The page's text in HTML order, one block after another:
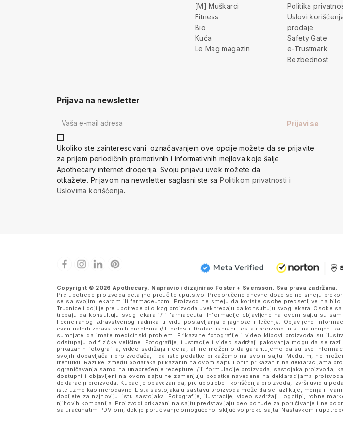
[M] Muškarci
Fitness
Bio
Kuća
Le Mag magazin
Politika
Uslovi
prodaje
Safety Gate
e-Trustmark
Bezbednost
Prijava na newsletter
Ukoliko ste zainteresovani, označavanjem ove opcije možete da se prijavite
za prijem periodičnih promotivnih i informativnih mejlova koje šalje
Apothecary internet drogerija. Svoju prijavu uvek možete da
otkažete. Prijavom na newsletter saglasni ste saPolitikom privatnosti i
Uslovima korišćenja.
Copyright © 2026 Apothecary. Napravio i dizajnirao Foster + Svensson. Sva prava zadržana.
Pre upotrebe proizvoda detaljno proučite uputstvo. Preporučene dnevne doze se ne smeju
se sa svojim lekarom ili farmaceutom. Proizvod ne smeju da koriste osobe preosetljive na
Trudnice i dojilje pre upotrebe bilo kog proizvoda uvek trebaju da konsultuju svog lekara. Osobe
trebaju da konsultuju svog lekara i/ili farmaceuta. Informacije objavljene na ovom sajtu su
licenciranog zdravstvenog radnika u vidu postavljanja dijagnoze i lečenja. Objavljene
eventualnih zdravstvenih problema i/ili bolesti. Dodaci ishrani i ostali proizvodi nisu namenjeni
sumnjate da imate medicinski problem. Prikazane fotografije i video klipovi proizvoda su
odstupaju od fizičke veličine. Fotografije, ilustracije i video sadržaji pakovanja mogu da se
prikazanih fotografija, video sadržaja i cena, ali ne možemo da garantujemo da su sve
svojih dobavljača i proizvođača, i da iste podatke prikažemo na svom sajtu. Međutim, ne
trenutku. Razlike između podataka prikazanih na ovom sajtu i onih prikazanih na deklaracijama
ograničavanja samo na unapređenje recepture i/ili formulacije proizvoda, sastojaka
dostupni i objavljeni na ovom sajtu ne zamenjuju podatke navedene na deklaracijama
deklaraciji proizvoda. Kupac je obavezan da, pre upotrebe i korišćenja proizvoda, izvrši uvid u
iste uzme kao merodavne. Lista sastojaka u sastavu proizvoda može da se razlikuje, menja ili
dobijete za najnoviju listu sastojaka. Fotografije, ilustracije, video sadržaji, logotipi, robne
njihovih kompanija. Proizvodi prikazani na sajtu predstavljaju deo ponude za poručivanje i ne
sa uračunatim PDV-om, dok je poručivanje omogućeno isključivo preko sajta. Nastavkom i